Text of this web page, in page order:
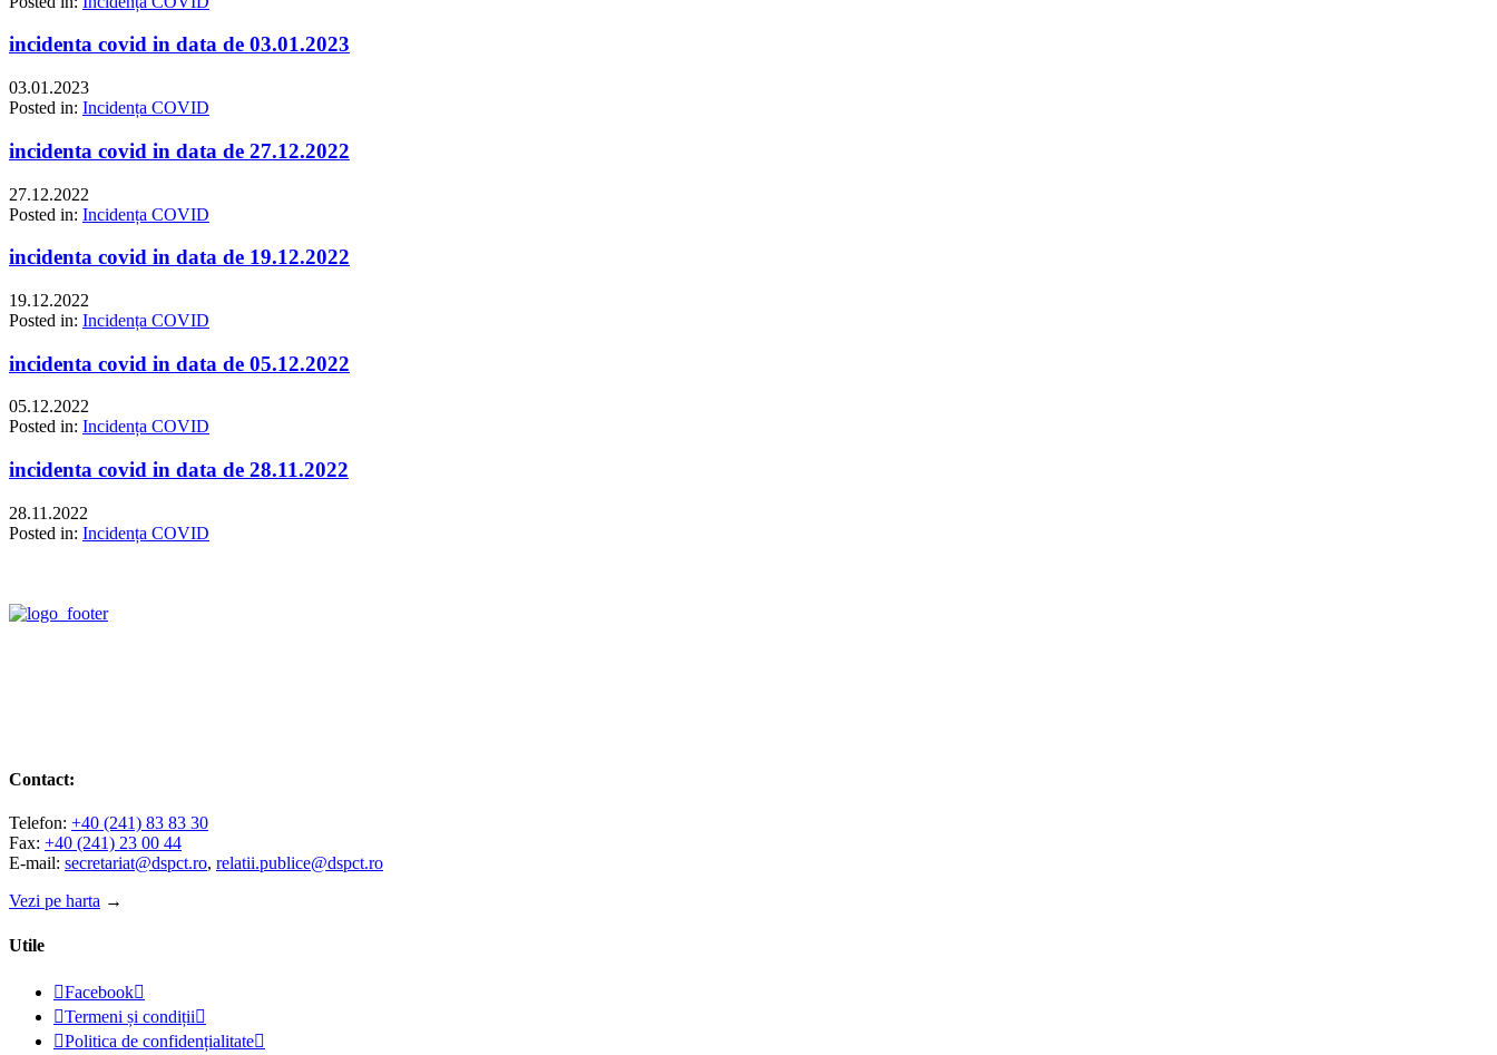
incidenta covid in data de 03.01.2023
03.01.2023
Posted in: Incidența COVID
incidenta covid in data de 27.12.2022
27.12.2022
Posted in: Incidența COVID
incidenta covid in data de 19.12.2022
19.12.2022
Posted in: Incidența COVID
incidenta covid in data de 05.12.2022
05.12.2022
Posted in: Incidența COVID
incidenta covid in data de 28.11.2022
28.11.2022
Posted in: Incidența COVID
Contact:
Telefon: +40 (241) 83 83 30
Fax: +40 (241) 23 00 44
E-mail: secretariat@dspct.ro, relatii.publice@dspct.ro
Vezi pe harta →
Utile
Facebook
Termeni și condiții
Politica de confidențialitate